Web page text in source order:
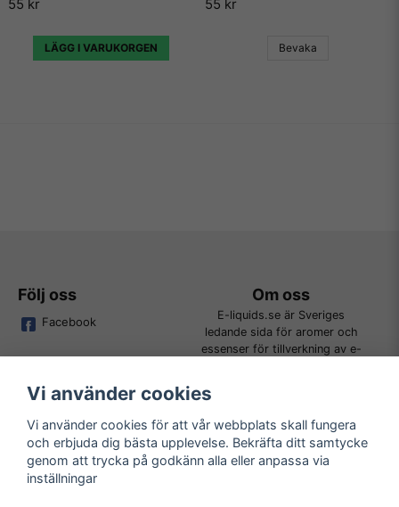
55 kr
LÄGG I VARUKORGEN
55 kr
Bevaka
Följ oss
Facebook
Om oss
E-liquids.se är Sveriges
ledande sida för aromer och
essenser för tillverkning av e-
Kundtjänst
Tveka inte att kontakta oss på
order@e-liquids.se om du har
Läs mer
Vi använder cookies
Vi använder cookies för att vår webbplats skall fungera
och erbjuda dig bästa upplevelse. Bekräfta ditt samtycke
genom att trycka på godkänn alla eller anpassa via
inställningar